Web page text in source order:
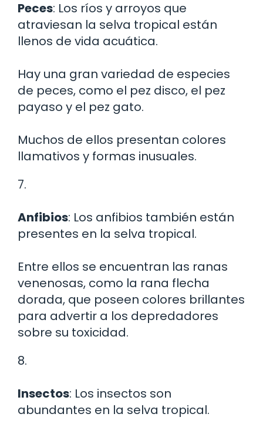
Peces: Los ríos y arroyos que
atraviesan la selva tropical están
llenos de vida acuática.
Hay una gran variedad de especies
de peces, como el pez disco, el pez
payaso y el pez gato.
Muchos de ellos presentan colores
llamativos y formas inusuales.
7.
Anfibios: Los anfibios también están
presentes en la selva tropical.
Entre ellos se encuentran las ranas
venenosas, como la rana flecha
dorada, que poseen colores brillantes
para advertir a los depredadores
sobre su toxicidad.
8.
Insectos: Los insectos son
abundantes en la selva tropical.